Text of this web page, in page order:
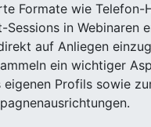
Formate wie Telefon-
in Webinaren
auf Anliegen
ein wichtiger
Profils sowie